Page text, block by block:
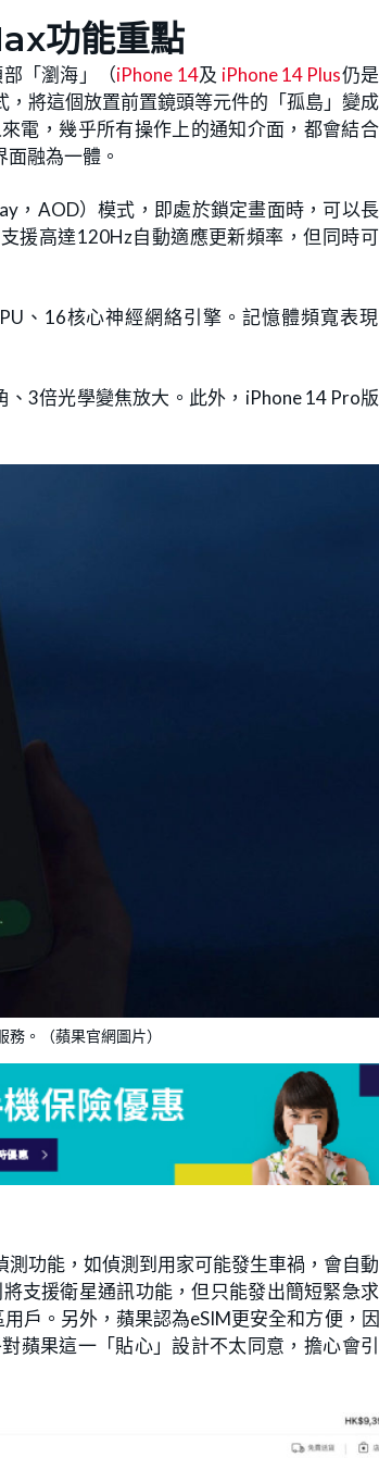
功能重點
「瀏海」（iPhone 14及 iPhone 14 Plus仍
，將這個放置前置鏡頭等元件的「孤島」變
電，幾乎所有操作上的通知介面，都會結
融為一體。
，AOD）模式，即處於鎖定畫面時，可以
援高達120Hz自動適應更新頻率，但同時
、16核心神經網絡引擎。記憶體頻寬表
3倍光學變焦放大。此外，iPhone 14 Pro
。（蘋果官網圖片）
測功能，如偵測到用家可能發生車禍，會自
支援衛星通訊功能，但只能發出簡短緊急
戶。另外，蘋果認為eSIM更安全和方便，
蘋果這一「貼心」設計不太同意，擔心會